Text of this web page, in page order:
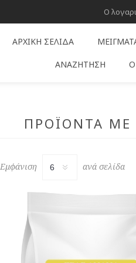
Ο
ΑΡΧΙΚΉ ΣΕΛΊΔΑ
ΑΝΑΖΉΤΗΣΗ
ΠΡΟΪΌΝΤΑ ΜΕ
Εμφάνιση ανά σελίδα